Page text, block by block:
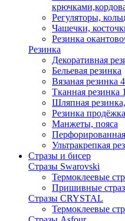
Регуляторы,
Чашечки,
Резинка
Резинка
Декоративная
Бельевая резинка
Вязаная резинка
Тканная резинка
Шляпная
Резинка продёжка
Манжеты, пояса
Ультракрепкая
Стразы и бисер
Стразы Swarovski
Термоклеевые
Пришивные
Стразы CRYSTAL
Термоклеевые